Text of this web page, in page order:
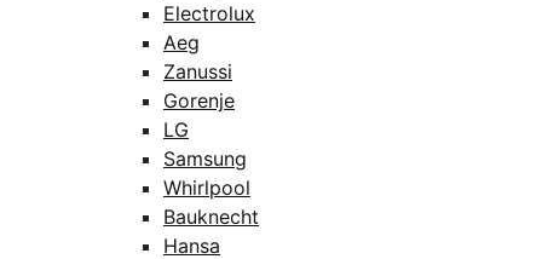
Electrolux
Aeg
Zanussi
Gorenje
LG
Samsung
Whirlpool
Bauknecht
Hansa